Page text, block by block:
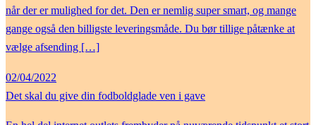
når der er mulighed for det. Den er nemlig super smart, og mange
gange også den billigste leveringsmåde. Du bør tillige påtænke at
vælge afsending […]
02/04/2022
Det skal du give din fodboldglade ven i gave